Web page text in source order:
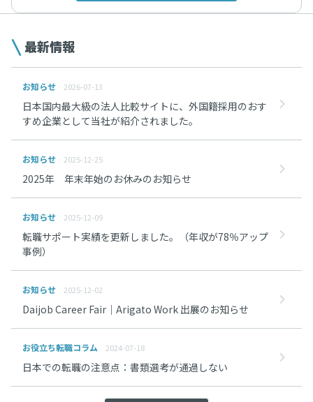
最新情報
お知らせ 2026-07-13
日本国内最大級の法人比較サイトに、外国籍採用のおす
すめ企業として当社が紹介されました。
お知らせ 2025-12-25
2025年 年末年始のお休みのお知らせ
お知らせ 2025-12-09
転職サポート実績を更新しました。（年収が78％アップ
事例）
お知らせ 2025-12-02
Daijob Career Fair｜Arigato Work 出展のお知らせ
お役立ち転職コラム 2024-07-18
日本での転職の注意点：書類選考が通過しない